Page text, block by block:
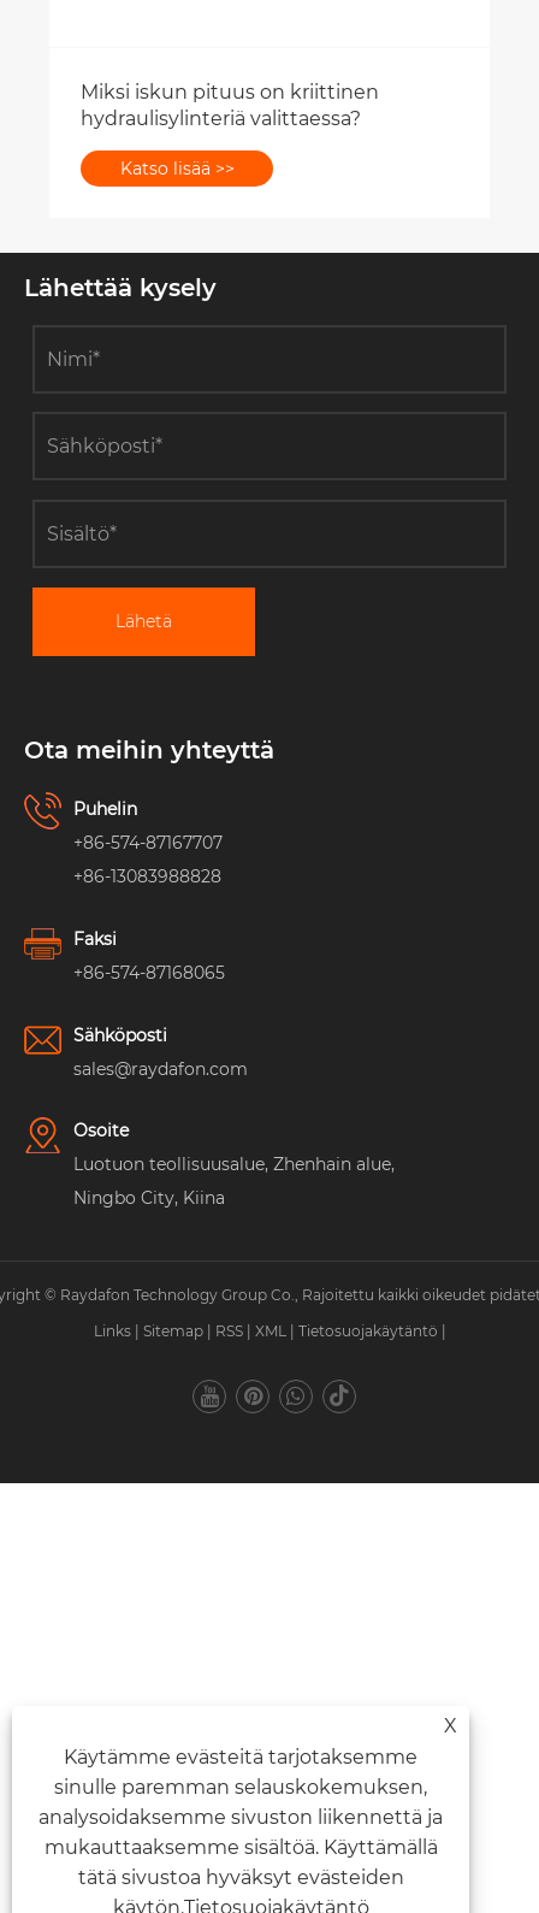
Miksi iskun pituus on kriittinen
hydraulisylinteriä valittaessa?
Katso lisää >>
Lähettää kysely
Lähetä
Ota meihin yhteyttä
Puhelin
+86-574-87167707
+86-13083988828
Faksi
+86-574-87168065
Sähköposti
sales@raydafon.com
Osoite
Luotuon teollisuusalue, Zhenhain alue,
Ningbo City, Kiina
© Raydafon Technology Group Co., Rajoitettu kaikki oikeudet
Links
Sitemap RSS XML Tietosuojakäytäntö
X
Käytämme evästeitä tarjotaksemme
sinulle paremman selauskokemuksen,
analysoidaksemme sivuston liikennettä ja
mukauttaaksemme sisältöä. Käyttämällä
tätä sivustoa hyväksyt evästeiden
käytön.Tietosuojakäytäntö